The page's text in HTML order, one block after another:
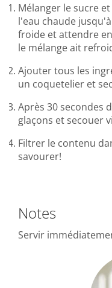
Mélanger le sucre
l'eau chaude
froide et attendre
le mélange ait
Ajouter tous les
un coquetelier et
Après 30 secondes
glaçons et secouer
Filtrer le contenu
savourer!
Notes
Servir